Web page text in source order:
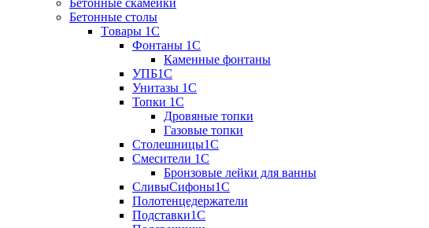
Бетонные скамейки
Бетонные столы
Tовары 1C
Фонтаны 1C
Каменные фонтаны
УПБ1С
Унитазы 1С
Топки 1С
Дровяные топки
Газовые топки
Столешницы1С
Смесители 1С
Бронзовые лейки для ванны
СливыСифоны1С
Полотенцедержатели
Подставки1С